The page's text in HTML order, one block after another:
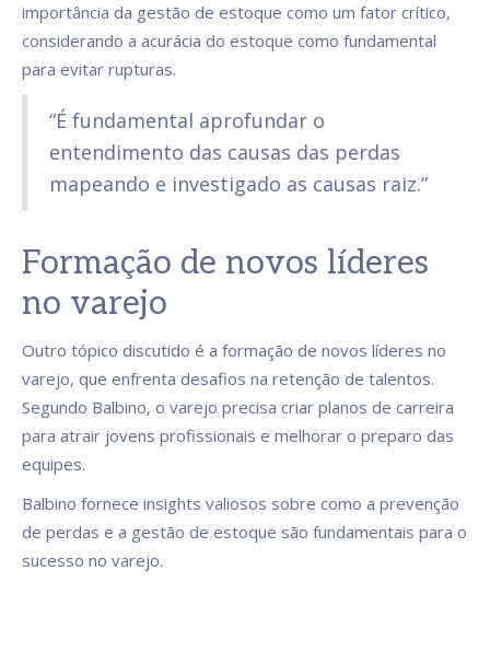
importância da gestão de estoque como um fator crítico,
considerando a acurácia do estoque como fundamental
para evitar rupturas.
“É fundamental aprofundar o
entendimento das causas das perdas
mapeando e investigado as causas raiz.”
Formação de novos líderes
no varejo
Outro tópico discutido é a formação de novos líderes no
varejo, que enfrenta desafios na retenção de talentos.
Segundo Balbino, o varejo precisa criar planos de carreira
para atrair jovens profissionais e melhorar o preparo das
equipes.
Balbino fornece insights valiosos sobre como a prevenção
de perdas e a gestão de estoque são fundamentais para o
sucesso no varejo.